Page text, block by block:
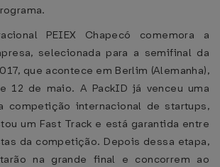
PEIEX Chapecó comemora a
selecionada para a semifinal da
que acontece em Berlim (Alemanha),
12 de maio. A PackID já venceu uma
competição internacional de startups,
um Fast Track e está garantida entre
da competição. Depois dessa etapa,
na grande final e concorrem ao